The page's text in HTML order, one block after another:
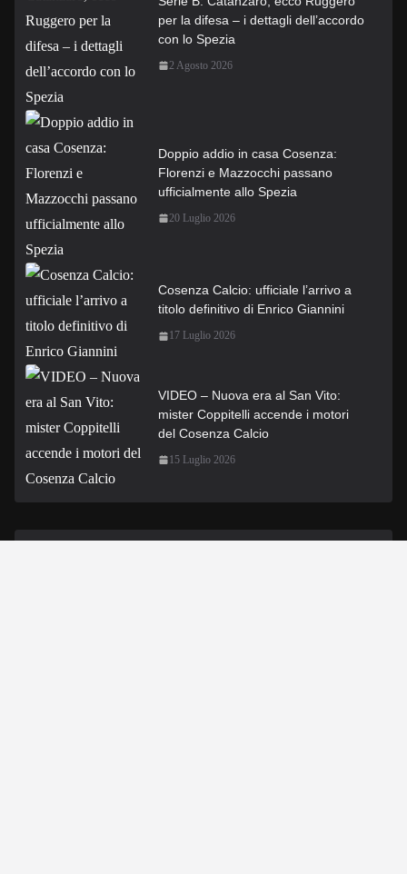
per la difesa – i dettagli dell’accordo
con lo Spezia
2 Agosto 2026
Doppio addio in casa Cosenza:
Florenzi e Mazzocchi passano
ufficialmente allo Spezia
20 Luglio 2026
Cosenza Calcio: ufficiale l’arrivo a
titolo definitivo di Enrico Giannini
17 Luglio 2026
VIDEO – Nuova era al San Vito:
mister Coppitelli accende i motori
del Cosenza Calcio
15 Luglio 2026